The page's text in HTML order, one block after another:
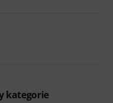
kategorie